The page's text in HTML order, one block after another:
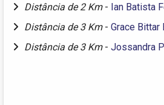
Distância de 2 Km - Ian Batista
Distância de 3 Km - Grace Bittar
Distância de 3 Km - Jossandra